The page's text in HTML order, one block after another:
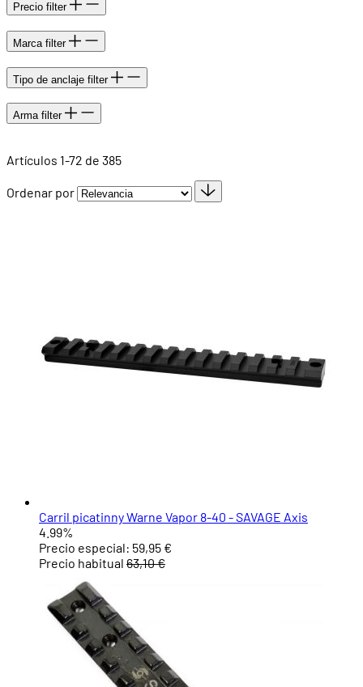
Precio filter
Marca filter
Tipo de anclaje filter
Arma filter
Artículos 1-72 de 385
Ordenar por
Carril picatinny Warne Vapor 8-40 - SAVAGE Axis
4.99%
Precio especial: 59,95 €
Precio habitual 63,10 €